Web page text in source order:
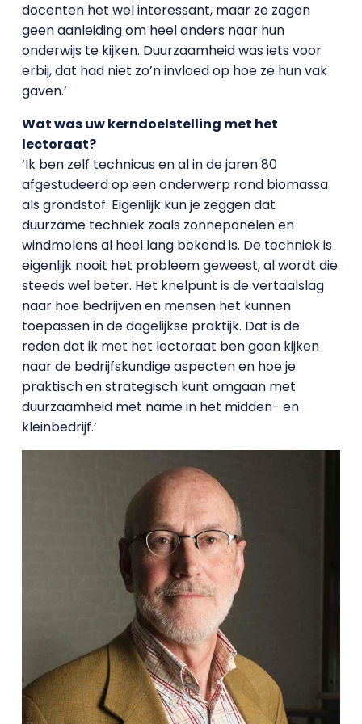
docenten het wel interessant, maar ze zagen
geen aanleiding om heel anders naar hun
onderwijs te kijken. Duurzaamheid was iets voor
erbij, dat had niet zo’n invloed op hoe ze hun vak
gaven.’
Wat was uw kerndoelstelling met het
lectoraat?
‘Ik ben zelf technicus en al in de jaren 80
afgestudeerd op een onderwerp rond biomassa
als grondstof. Eigenlijk kun je zeggen dat
duurzame techniek zoals zonnepanelen en
windmolens al heel lang bekend is. De techniek is
eigenlijk nooit het probleem geweest, al wordt die
steeds wel beter. Het knelpunt is de vertaalslag
naar hoe bedrijven en mensen het kunnen
toepassen in de dagelijkse praktijk. Dat is de
reden dat ik met het lectoraat ben gaan kijken
naar de bedrijfskundige aspecten en hoe je
praktisch en strategisch kunt omgaan met
duurzaamheid met name in het midden- en
kleinbedrijf.’